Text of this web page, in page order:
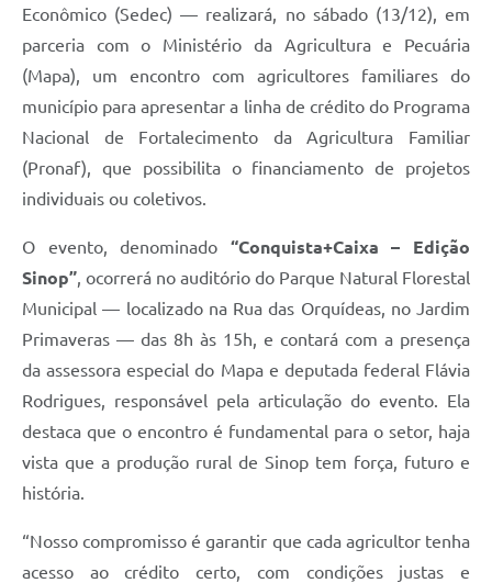
Econômico (Sedec) — realizará, no sábado (13/12), em
parceria com o Ministério da Agricultura e Pecuária
(Mapa), um encontro com agricultores familiares do
município para apresentar a linha de crédito do Programa
Nacional de Fortalecimento da Agricultura Familiar
(Pronaf), que possibilita o financiamento de projetos
individuais ou coletivos.
O evento, denominado “Conquista+Caixa – Edição
Sinop”, ocorrerá no auditório do Parque Natural Florestal
Municipal — localizado na Rua das Orquídeas, no Jardim
Primaveras — das 8h às 15h, e contará com a presença
da assessora especial do Mapa e deputada federal Flávia
Rodrigues, responsável pela articulação do evento. Ela
destaca que o encontro é fundamental para o setor, haja
vista que a produção rural de Sinop tem força, futuro e
história.
“Nosso compromisso é garantir que cada agricultor tenha
acesso ao crédito certo, com condições justas e